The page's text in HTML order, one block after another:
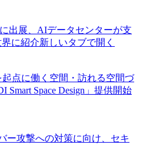
に出展、AIデータセンターが支
に紹介新しいタブで開く
点に働く空間・訪れる空間づ
Smart Space Design」提供開始
ー攻撃への対策に向け、セキ